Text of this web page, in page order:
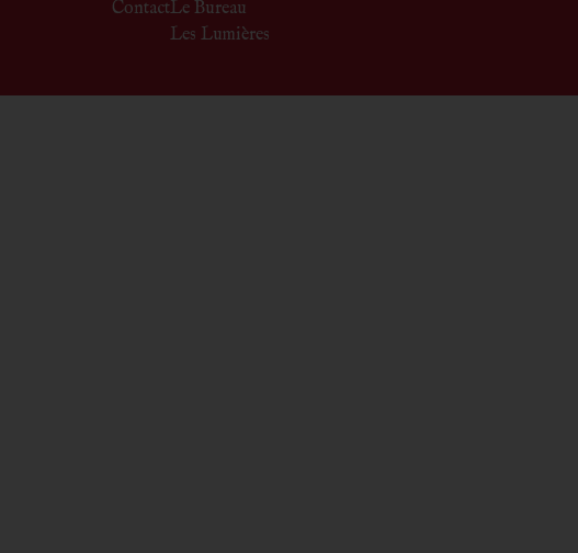
ContactLe Bureau
Les Lumières